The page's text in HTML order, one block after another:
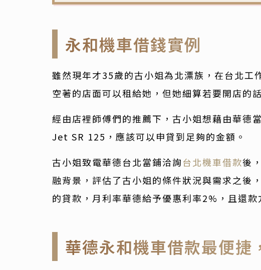
永和機車借錢實例
雖然現年才35歲的古小姐為北漂族，在台北
空著的店面可以租給她，但她細算若要開店的
經由店裡師傅們的推薦下，古小姐想藉由華德
Jet SR 125，應該可以申貸到足夠的金額。
古小姐致電華德台北當鋪洽詢台北機車借款後
融背景，評估了古小姐的條件狀況與需求之後
的貸款，月利率華德給予優惠利率2%，且還
華德永和機車借款最便捷